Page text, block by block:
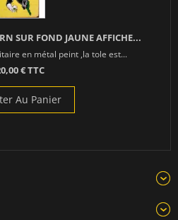
SUR FOND JAUNE AFFICHE...
en métal peint ,la tole est...
€ TTC
Au Panier